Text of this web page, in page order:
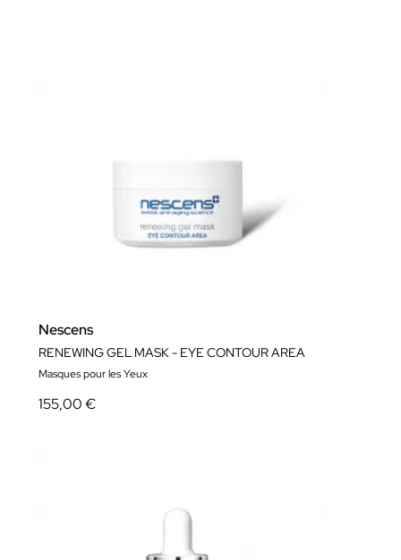
Nescens
RENEWING GEL MASK - EYE CONTOUR AREA
Masques pour les Yeux
155,00 €